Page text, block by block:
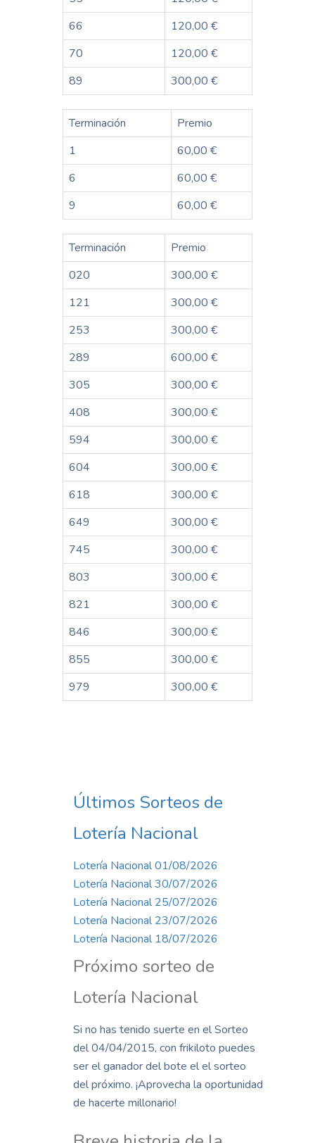
66
120,00 €
70
120,00 €
89
300,00 €
Terminación
Premio
1
60,00 €
6
60,00 €
9
60,00 €
Terminación
Premio
020
300,00 €
121
300,00 €
253
300,00 €
289
600,00 €
305
300,00 €
408
300,00 €
594
300,00 €
604
300,00 €
618
300,00 €
649
300,00 €
745
300,00 €
803
300,00 €
821
300,00 €
846
300,00 €
855
300,00 €
979
300,00 €
Últimos Sorteos de
Lotería Nacional
Lotería Nacional 01/08/2026
Lotería Nacional 30/07/2026
Lotería Nacional 25/07/2026
Lotería Nacional 23/07/2026
Lotería Nacional 18/07/2026
Próximo sorteo de
Lotería Nacional
Si no has tenido suerte en el Sorteo
del 04/04/2015, con frikiloto puedes
ser el ganador del bote el el sorteo
del próximo. ¡Aprovecha la oportunidad
de hacerte millonario!